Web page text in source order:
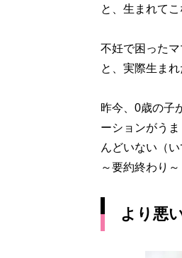
と、生まれて
不妊で困った
と、実際生まれ
昨今、0歳の子
ーションがう
んどいない（
～要約終わり～
より悪